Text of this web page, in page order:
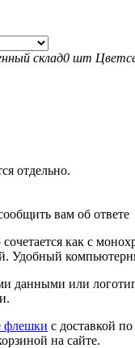
склад0 шт Цвет
отдельно.
вам об ответе
как с
Удобный
данными или
флешки с доставкой
на сайте.